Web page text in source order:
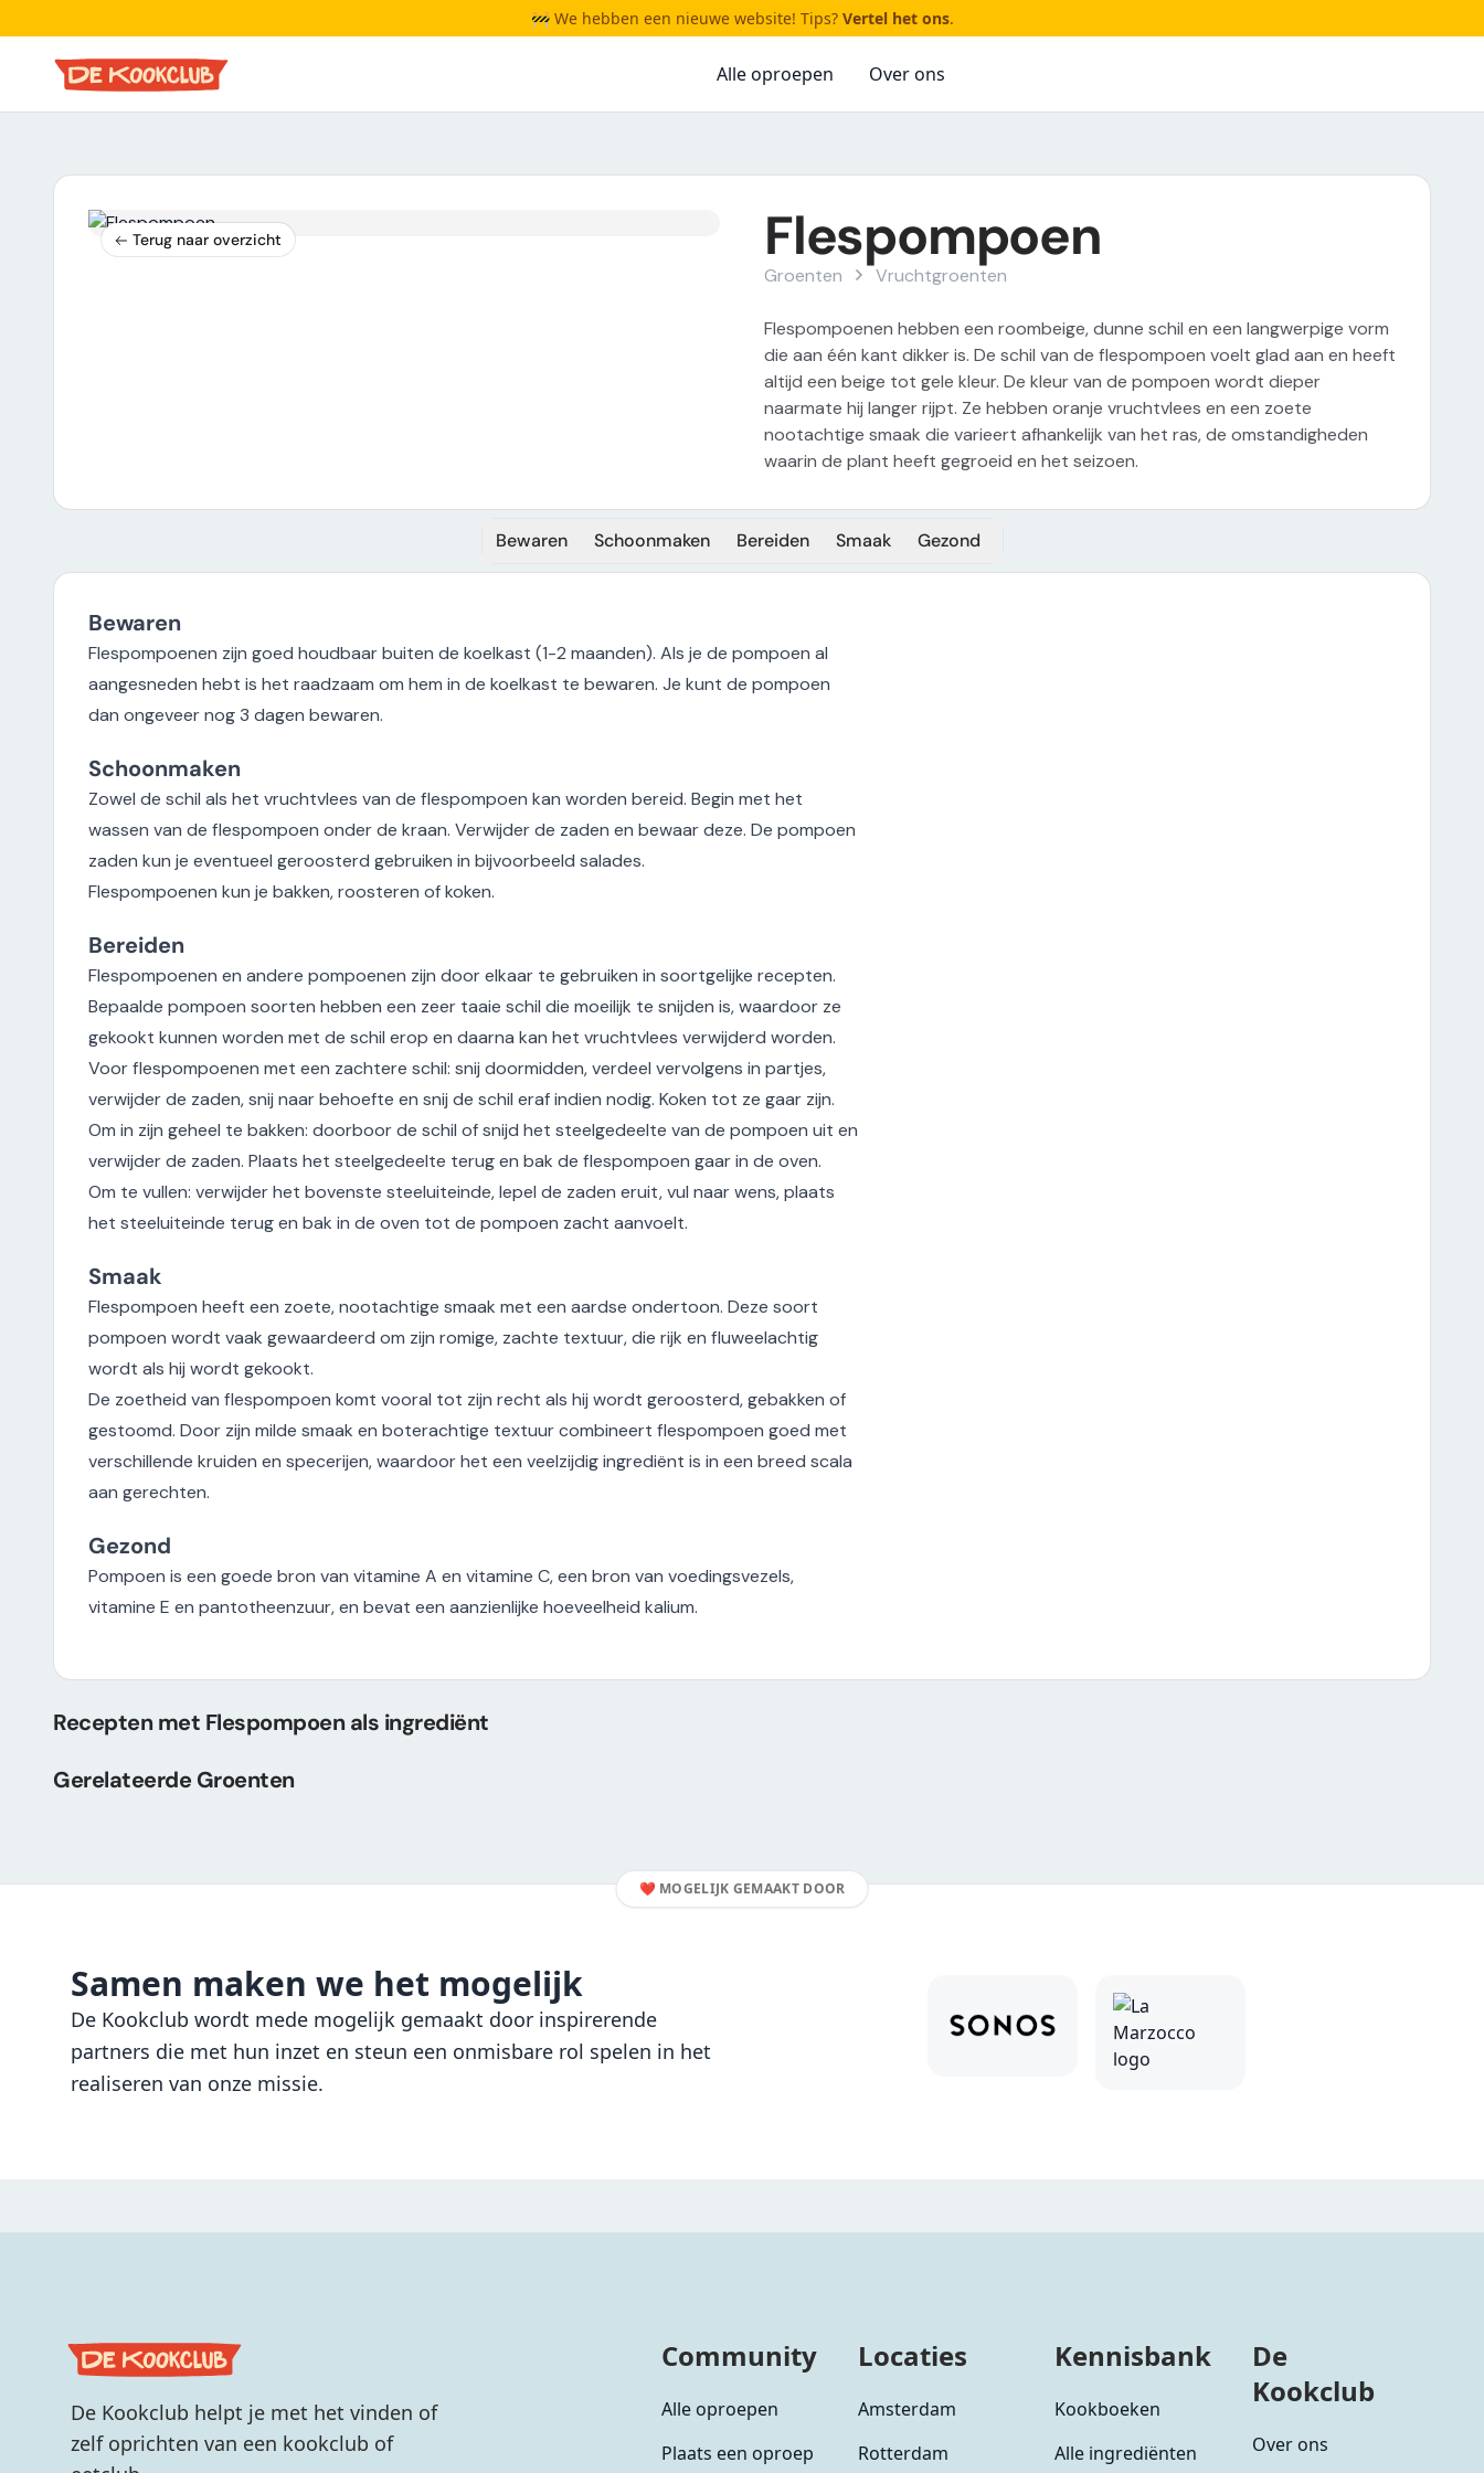
🚧 We hebben een nieuwe website! Tips? Vertel het ons.
Alle oproepen Over ons
Terug naar overzicht Flespompoen
Groenten Vruchtgroenten
Flespompoenen hebben een roombeige, dunne schil en een langwerpige vorm
die aan één kant dikker is. De schil van de flespompoen voelt glad aan en heeft
altijd een beige tot gele kleur. De kleur van de pompoen wordt dieper
naarmate hij langer rijpt. Ze hebben oranje vruchtvlees en een zoete
nootachtige smaak die varieert afhankelijk van het ras, de omstandigheden
waarin de plant heeft gegroeid en het seizoen.
Bewaren Schoonmaken Bereiden Smaak Gezond
Bewaren
Flespompoenen zijn goed houdbaar buiten de koelkast (1-2 maanden). Als je de pompoen al
aangesneden hebt is het raadzaam om hem in de koelkast te bewaren. Je kunt de pompoen
dan ongeveer nog 3 dagen bewaren.
Schoonmaken
Zowel de schil als het vruchtvlees van de flespompoen kan worden bereid. Begin met het
wassen van de flespompoen onder de kraan. Verwijder de zaden en bewaar deze. De pompoen
zaden kun je eventueel geroosterd gebruiken in bijvoorbeeld salades.
Flespompoenen kun je bakken, roosteren of koken.
Bereiden
Flespompoenen en andere pompoenen zijn door elkaar te gebruiken in soortgelijke recepten.
Bepaalde pompoen soorten hebben een zeer taaie schil die moeilijk te snijden is, waardoor ze
gekookt kunnen worden met de schil erop en daarna kan het vruchtvlees verwijderd worden.
Voor flespompoenen met een zachtere schil: snij doormidden, verdeel vervolgens in partjes,
verwijder de zaden, snij naar behoefte en snij de schil eraf indien nodig. Koken tot ze gaar zijn.
Om in zijn geheel te bakken: doorboor de schil of snijd het steelgedeelte van de pompoen uit en
verwijder de zaden. Plaats het steelgedeelte terug en bak de flespompoen gaar in de oven.
Om te vullen: verwijder het bovenste steeluiteinde, lepel de zaden eruit, vul naar wens, plaats
het steeluiteinde terug en bak in de oven tot de pompoen zacht aanvoelt.
Smaak
Flespompoen heeft een zoete, nootachtige smaak met een aardse ondertoon. Deze soort
pompoen wordt vaak gewaardeerd om zijn romige, zachte textuur, die rijk en fluweelachtig
wordt als hij wordt gekookt.
De zoetheid van flespompoen komt vooral tot zijn recht als hij wordt geroosterd, gebakken of
gestoomd. Door zijn milde smaak en boterachtige textuur combineert flespompoen goed met
verschillende kruiden en specerijen, waardoor het een veelzijdig ingrediënt is in een breed scala
aan gerechten.
Gezond
Pompoen is een goede bron van vitamine A en vitamine C, een bron van voedingsvezels,
vitamine E en pantotheenzuur, en bevat een aanzienlijke hoeveelheid kalium.
Recepten met Flespompoen als ingrediënt
Gerelateerde Groenten
❤️ MOGELIJK GEMAAKT DOOR
Samen maken we het mogelijk
De Kookclub wordt mede mogelijk gemaakt door inspirerende
partners die met hun inzet en steun een onmisbare rol spelen in het
realiseren van onze missie.
De Kookclub helpt je met het vinden of
zelf oprichten van een kookclub of
Community
Alle oproepen
Plaats een oproep
Locaties
Amsterdam
Rotterdam
Kennisbank
Kookboeken
Alle ingrediënten
De
Kookclub
Over ons